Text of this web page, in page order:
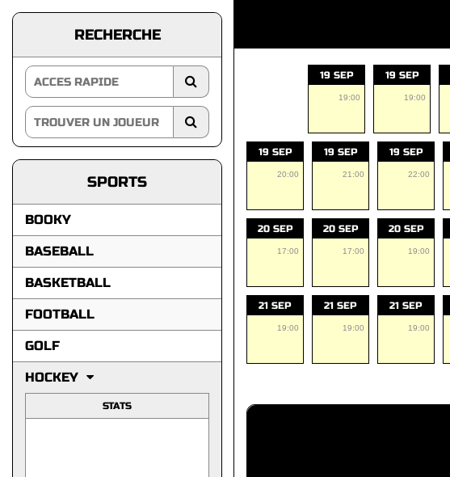
RECHERCHE
SPORTS
BOOKY
BASEBALL
BASKETBALL
FOOTBALL
GOLF
HOCKEY
STATS
19 SEP
19:00
19 SEP
19:00
19 SEP
20:00
19 SEP
21:00
19 SEP
22:00
20 SEP
17:00
20 SEP
17:00
20 SEP
19:00
21 SEP
19:00
21 SEP
19:00
21 SEP
19:00